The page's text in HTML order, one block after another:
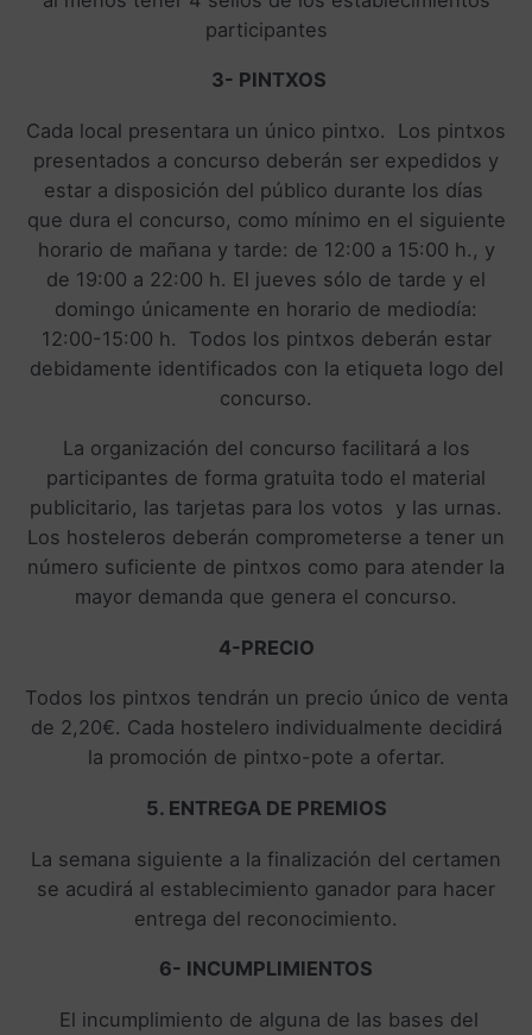
participantes
3- PINTXOS
Cada local presentara un único pintxo. Los pintxos
presentados a concurso deberán ser expedidos y
estar a disposición del público durante los días
que dura el concurso, como mínimo en el siguiente
horario de mañana y tarde: de 12:00 a 15:00 h., y
de 19:00 a 22:00 h. El jueves sólo de tarde y el
domingo únicamente en horario de mediodía:
12:00-15:00 h. Todos los pintxos deberán estar
debidamente identificados con la etiqueta logo del
concurso.
La organización del concurso facilitará a los
participantes de forma gratuita todo el material
publicitario, las tarjetas para los votos y las urnas.
Los hosteleros deberán comprometerse a tener un
número suficiente de pintxos como para atender la
mayor demanda que genera el concurso.
4-PRECIO
Todos los pintxos tendrán un precio único de venta
de 2,20€. Cada hostelero individualmente decidirá
la promoción de pintxo-pote a ofertar.
5. ENTREGA DE PREMIOS
La semana siguiente a la finalización del certamen
se acudirá al establecimiento ganador para hacer
entrega del reconocimiento.
6- INCUMPLIMIENTOS
El incumplimiento de alguna de las bases del